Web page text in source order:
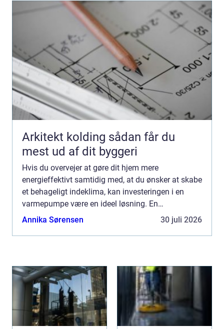
Arkitekt kolding sådan får du
mest ud af dit byggeri
Hvis du overvejer at gøre dit hjem mere
energieffektivt samtidig med, at du ønsker at skabe
et behageligt indeklima, kan investeringen i en
varmepumpe være en ideel løsning. En
varmepumpe er et apparat, der flytter varme fr...
Annika Sørensen 30 juli 2026